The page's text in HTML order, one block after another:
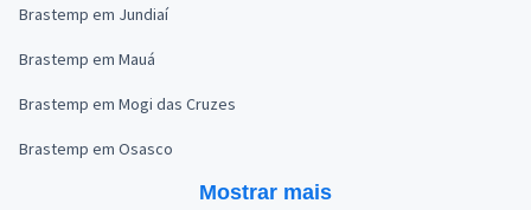
Brastemp em Jundiaí
Brastemp em Mauá
Brastemp em Mogi das Cruzes
Brastemp em Osasco
Mostrar mais